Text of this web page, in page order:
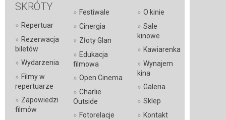
SKRÓTY
» Repertuar
» Rezerwacja
biletów
» Wydarzenia
» Filmy w
repertuarze
» Zapowiedzi
filmów
» Festiwale
» Cinergia
» Złoty Glan
» Edukacja
filmowa
» Open Cinema
» Charlie
Outside
» Fotorelacje
» O kinie
» Sale
kinowe
» Kawiarenka
» Wynajem
kina
» Galeria
» Sklep
» Kontakt